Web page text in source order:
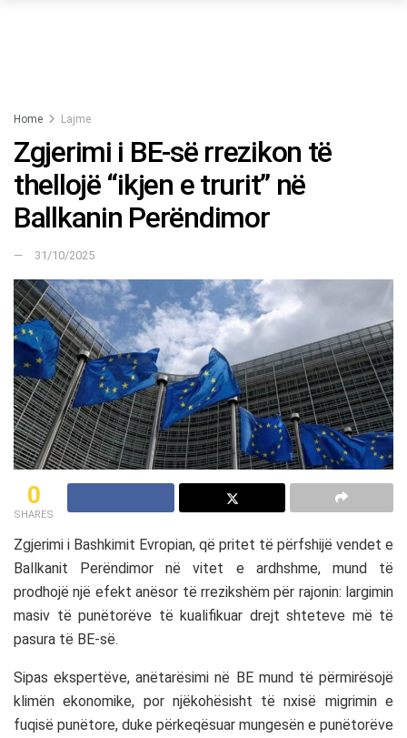
Home Lajme
Zgjerimi i BE-së rrezikon të
thellojë “ikjen e trurit” në
Ballkanin Perëndimor
31/10/2025
0
SHARES
Zgjerimi i Bashkimit Evropian, që pritet të përfshijë vendet e
Ballkanit Perëndimor në vitet e ardhshme, mund të
prodhojë një efekt anësor të rrezikshëm për rajonin: largimin
masiv të punëtorëve të kualifikuar drejt shteteve më të
pasura të BE-së.
Sipas ekspertëve, anëtarësimi në BE mund të përmirësojë
klimën ekonomike, por njëkohësisht të nxisë migrimin e
fuqisë punëtore, duke përkeqësuar mungesën e punëtorëve